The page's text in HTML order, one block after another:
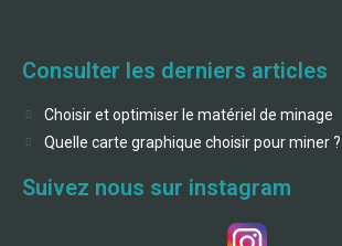
Consulter les derniers articles
Choisir et optimiser le matériel de minage
Quelle carte graphique choisir pour miner ?
Suivez nous sur instagram